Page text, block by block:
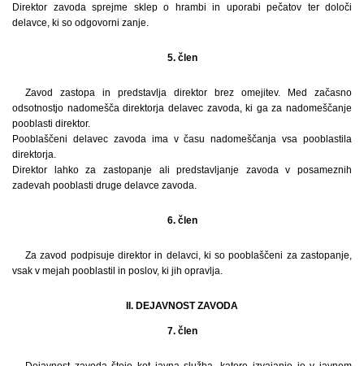
Direktor zavoda sprejme sklep o hrambi in uporabi pečatov ter določi
delavce, ki so odgovorni zanje.
5. člen
Zavod zastopa in predstavlja direktor brez omejitev. Med začasno
odsotnostjo nadomešča direktorja delavec zavoda, ki ga za nadomeščanje
pooblasti direktor.
Pooblaščeni delavec zavoda ima v času nadomeščanja vsa pooblastila
direktorja.
Direktor lahko za zastopanje ali predstavljanje zavoda v posameznih
zadevah pooblasti druge delavce zavoda.
6. člen
Za zavod podpisuje direktor in delavci, ki so pooblaščeni za zastopanje,
vsak v mejah pooblastil in poslov, ki jih opravlja.
II. DEJAVNOST ZAVODA
7. člen